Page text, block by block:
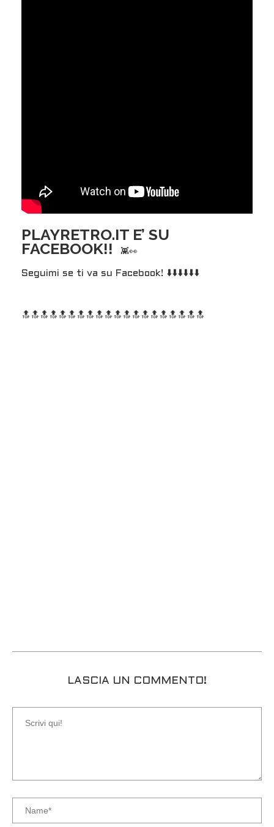
PLAYRETRO.IT E’ SU
FACEBOOK!! 👾👀
Seguimi se ti va su Facebook! ⬇️⬇️⬇️⬇️⬇️⬇️
🔝🔝🔝🔝🔝🔝 🔝🔝🔝🔝🔝🔝 🔝🔝🔝🔝🔝🔝 🔝🔝
LASCIA UN COMMENTO!